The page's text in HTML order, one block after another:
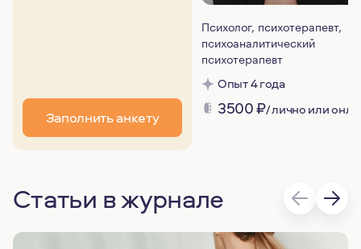
Заполнить анкету
Психолог, психотерапевт,
психоаналитический
психотерапевт
Опыт 4 года
3500₽/ лично или
Статьи в журнале